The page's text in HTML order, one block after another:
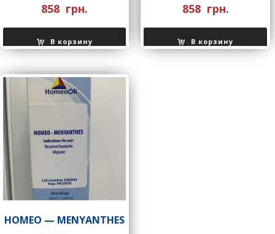
858 грн.
В корзину
858 грн.
В корзину
НОMEO — MENYANTHES